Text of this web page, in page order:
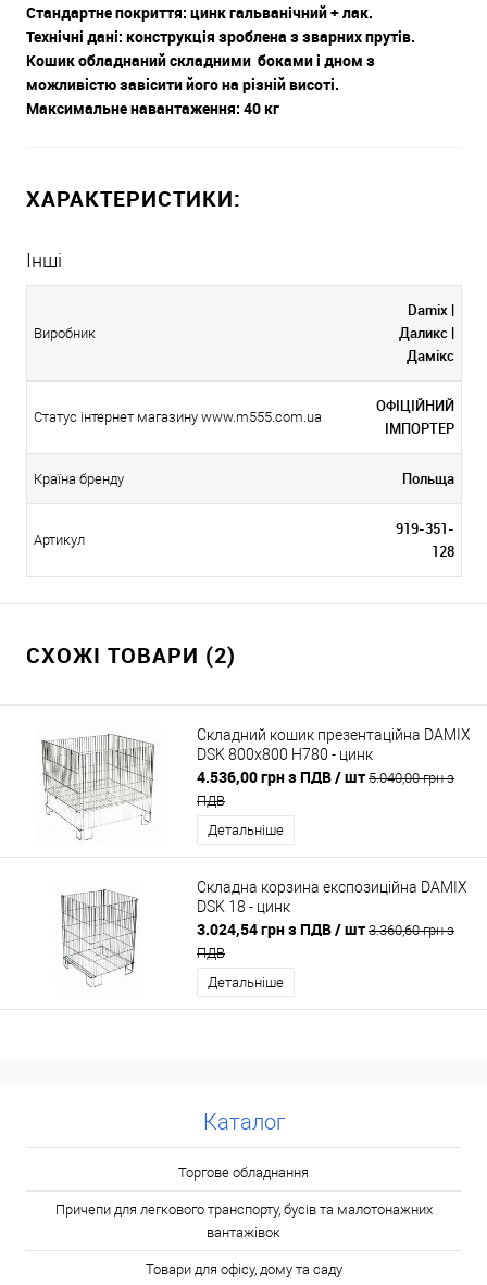
Стандартне покриття: цинк гальванічний + лак.
Технічні дані: конструкція зроблена з зварних прутів.
Кошик обладнаний складними боками і дном з
можливістю завісити його на різній висоті.
Максимальне навантаження: 40 кг
ХАРАКТЕРИСТИКИ:
Інші
Виробник
Damix |
Даликс |
Дамікс
Статус інтернет магазину www.m555.com.ua
ОФІЦІЙНИЙ
ІМПОРТЕР
Країна бренду Польща
Артикул
919-351-
128
СХОЖІ ТОВАРИ (2)
Складний кошик презентаційна DAMIX
DSK 800х800 Н780 - цинк
4.536,00 грн з ПДВ/ шт 5.040,00 грн з
ПДВ
Детальніше
Складна корзина експозиційна DAMIX
DSK 18 - цинк
3.024,54 грн з ПДВ/ шт 3.360,60 грн з
ПДВ
Детальніше
Каталог
Торгове обладнання
Причепи для легкового транспорту, бусів та малотонажних
вантажівок
Товари для офісу, дому та саду